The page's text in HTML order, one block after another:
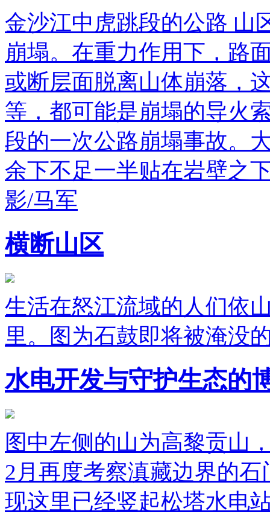
金沙江中虎跳段的公路 山
崩塌。在重力作用下，路
或断层面脱离山体崩落，
等，都可能是崩塌的导火
段的一次公路崩塌事故。
余下不足一半贴在岩壁之
影/马军
横断山区
生活在怒江流域的人们依
里。图为石鼓即将被淹没
水电开发与守护生态的
图中左侧的山为高黎贡山
2月再度考察滇藏边界的
现这里已经竖起松塔水电